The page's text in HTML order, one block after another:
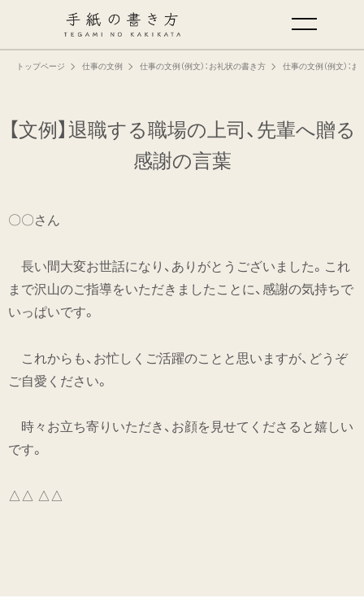
トップページ 仕事の文例 仕事の文例（例文）：お礼状の書き方 仕事の文例（例文）：
【文例】退職する職場の上司、先輩へ贈る
感謝の言葉
〇〇さん
長い間大変お世話になり、ありがとうございました。これ
まで沢山のご指導をいただきましたことに、感謝の気持ちで
いっぱいです。
これからも、お忙しくご活躍のことと思いますが、どうぞ
ご自愛ください。
時々お立ち寄りいただき、お顔を見せてくださると嬉しい
です。
△△ △△
手紙の基本
仕事の手紙の書き方
仕事の文例
特集
ミドリオフィシャルサイト